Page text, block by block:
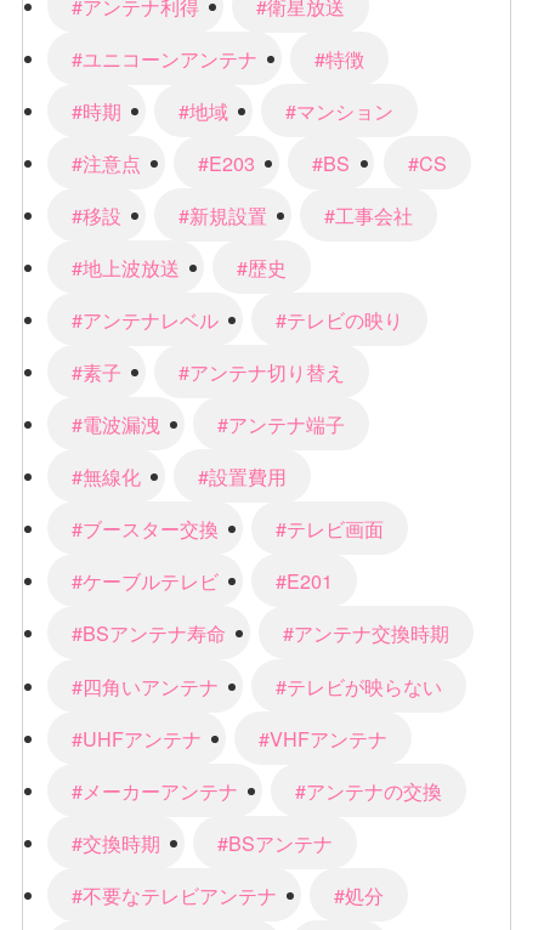
#アンテナ利得
#衛星放送
#ユニコーンアンテナ
#特徴
#時期
#地域
#マンション
#注意点
#E203 #BS
#CS
#移設
#新規設置
#工事会社
#地上波放送
#歴史
#アンテナレベル
#テレビの映り
#素子
#アンテナ切り替え
#電波漏洩
#アンテナ端子
#無線化
#設置費用
#ブースター交換
#テレビ画面
#ケーブルテレビ
#E201
#BSアンテナ寿命
#アンテナ交換時期
#四角いアンテナ
#テレビが映らない
#UHFアンテナ
#VHFアンテナ
#メーカーアンテナ
#アンテナの交換
#交換時期
#BSアンテナ
#不要なテレビアンテナ
#処分